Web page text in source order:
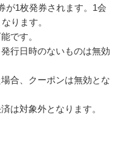
が1枚発券されます。1会
ります。
です。
行日時のないものは無効
合、クーポンは無効とな
は対象外となります。